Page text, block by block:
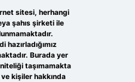
sitesi, herhangi
şahıs şirketi ile
hazırladığımız
Burada yer
taşımamakta
kişiler hakkında